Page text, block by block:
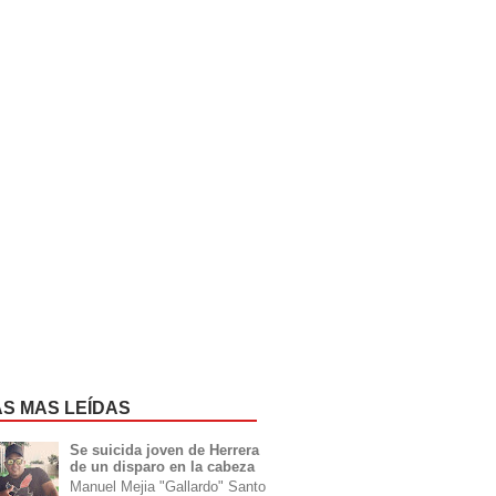
MAS LEÍDAS
Se suicida joven de Herrera
de un disparo en la cabeza
Manuel Mejia "Gallardo" Santo